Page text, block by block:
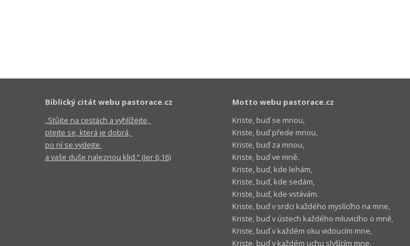
Biblický citát webu pastorace.cz
„Stůjte na cestách a vyhlížejte,
ptejte se, která je dobrá,
po ní se vydejte
a vaše duše naleznou klid.“ (Jer 6,16)
Motto webu pastorace.cz
Kriste, buď se mnou,
Kriste, buď přede mnou,
Kriste, buď za mnou,
Kriste, buď ve mně.
Kriste, buď, kde lehám,
Kriste, buď, kde sedám,
Kriste, buď, kde vstávám.
Kriste, buď v srdci každého myslícího na mne,
Kriste, buď v ústech každého mluvicího o mně,
Kriste, buď v každém oku vidoucím mne,
Kriste, buď v každém uchu slyšícím mne.